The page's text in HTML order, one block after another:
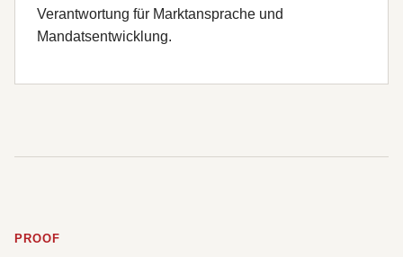
Verantwortung für Marktansprache und
Mandatsentwicklung.
PROOF